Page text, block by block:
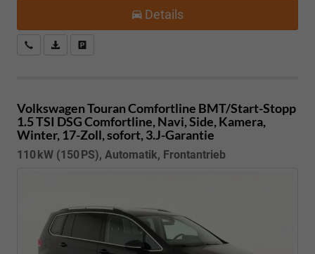
Details
Kostenloser Rückruf-Service
PDF-Datei, Fahrzeugexposé drucken
Volkswagen TouranComfortline BMT/Start-Stopp
1.5 TSI DSG Comfortline, Navi, Side, Kamera,
Winter, 17-Zoll, sofort, 3.J-Garantie
110 kW (150 PS), Automatik, Frontantrieb